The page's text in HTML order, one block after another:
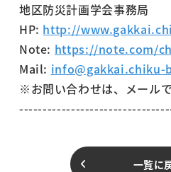
地区防災計画学会事務局
HP: http://
Note: https://note.com/
Mail: info@gakkai.chiku-
※お問い合わせは、メールで
一覧に